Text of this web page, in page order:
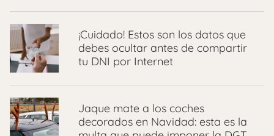
¡Cuidado! Estos son los datos que
debes ocultar antes de compartir
tu DNI por Internet
Jaque mate a los coches
decorados en Navidad: esta es la